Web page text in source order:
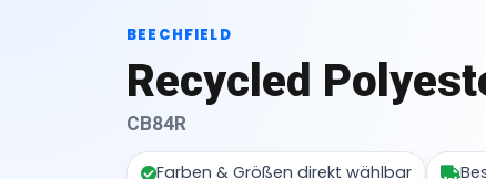
BEECHFIELD
Recycled
CB84R
Farben & Größen direkt wählbar